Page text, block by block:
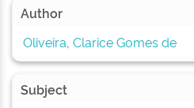
Author
Oliveira, Clarice Gomes de
Subject